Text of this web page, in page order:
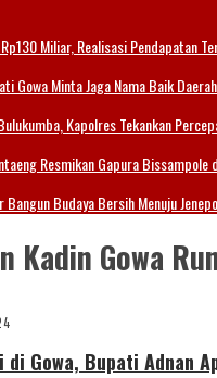
Miliar, Realisasi Pendapatan
Gowa Minta Jaga Nama Baik
Kapolres Tekankan
Resmikan Gapura Bissampole
Budaya Bersih Menuju
Kadin Gowa
Gowa, Bupati Adnan